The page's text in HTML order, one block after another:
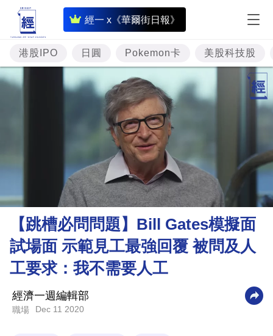
經一 x《華爾街日報》
即
時
財
經
專
樓
市
理
財
商
業
科
技
港股IPO 日圓 Pokemon卡 美股科技股
【跳槽必問問題】Bill Gates模擬面
試場面 示範見工最強回覆 被問及人
工要求：我不需要人工
經濟一週編輯部
職場 Dec 11 2020